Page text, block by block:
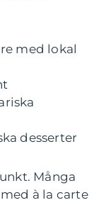
med lokal
desserter
Många
à la carte